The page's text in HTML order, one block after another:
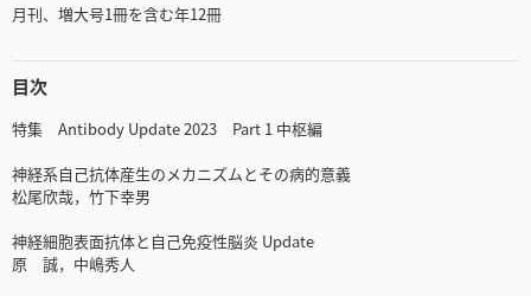
月刊、増大号1冊を含む年12冊
目次
特集 Antibody Update 2023 Part 1 中枢編
神経系自己抗体産生のメカニズムとその病的意義
松尾欣哉，竹下幸男
神経細胞表面抗体と自己免疫性脳炎 Update
原 誠，中嶋秀人